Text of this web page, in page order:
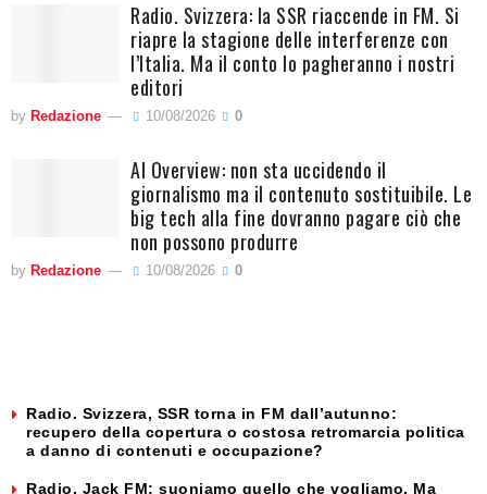
Radio. Svizzera: la SSR riaccende in FM. Si
riapre la stagione delle interferenze con
l’Italia. Ma il conto lo pagheranno i nostri
editori
by Redazione 10/08/2026 0
AI Overview: non sta uccidendo il
giornalismo ma il contenuto sostituibile. Le
big tech alla fine dovranno pagare ciò che
non possono produrre
by Redazione 10/08/2026 0
Radio. Svizzera, SSR torna in FM dall’autunno:
recupero della copertura o costosa retromarcia politica
a danno di contenuti e occupazione?
Radio. Jack FM: suoniamo quello che vogliamo. Ma